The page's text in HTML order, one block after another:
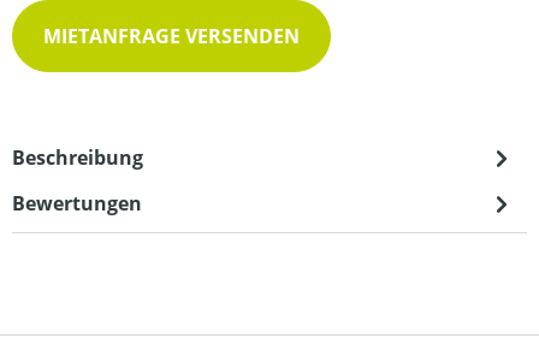
MIETANFRAGE VERSENDEN
Beschreibung
Bewertungen